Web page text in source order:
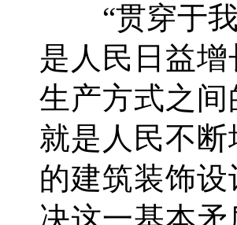
“贯穿于
是人民日益
生产方式之
就是人民不
的建筑装饰